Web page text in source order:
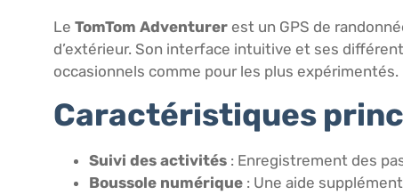
Le TomTom Adventurer est un GPS de
d’extérieur. Son interface intuitive et ses
occasionnels comme pour les plus expérimentés.
Caractéristiques
Suivi des activités : Enregistrement des
Boussole numérique : Une aide